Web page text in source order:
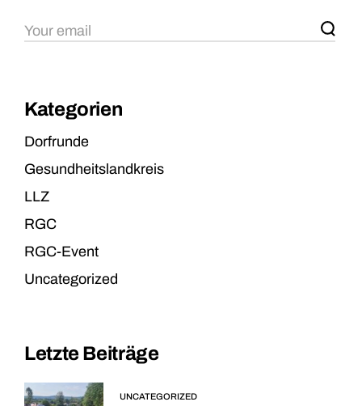
Kategorien
Dorfrunde
Gesundheitslandkreis
LLZ
RGC
RGC-Event
Uncategorized
Letzte Beiträge
UNCATEGORIZED